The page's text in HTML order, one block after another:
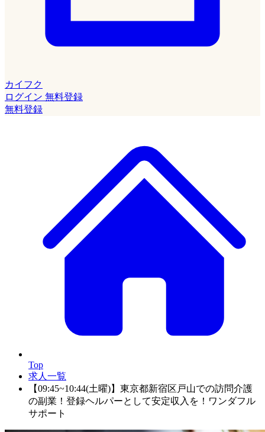
カイフク
ログイン 無料登録
無料登録
Top
求人一覧
【09:45~10:44(土曜)】東京都新宿区戸山での訪問介護
の副業！登録ヘルパーとして安定収入を！ワンダフル
サポート